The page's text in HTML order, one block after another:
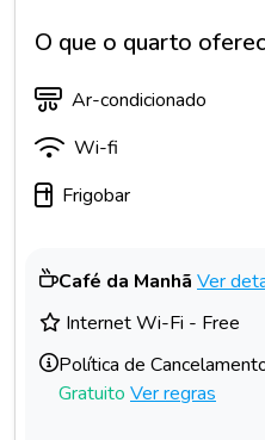
O que o quarto
Ar-condicionado
Wi-fi
Frigobar
Café da Manhã Ver
Internet Wi-Fi - Free
Política de
Gratuito Ver regras